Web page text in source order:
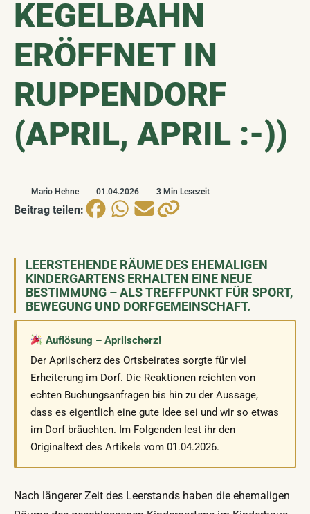
Landschaftsentwicklung BALD VERFÜGBAR
Plakate BALD VERFÜGBAR
KEGELBAHN
ERÖFFNET IN
RUPPENDORF
(APRIL, APRIL :-))
Mario Hehne 01.04.2026 3 Min Lesezeit
Beitrag teilen:
LEERSTEHENDE RÄUME DES EHEMALIGEN
KINDERGARTENS ERHALTEN EINE NEUE
BESTIMMUNG – ALS TREFFPUNKT FÜR SPORT,
BEWEGUNG UND DORFGEMEINSCHAFT.
Auflösung – Aprilscherz!
Der Aprilscherz des Ortsbeirates sorgte für viel
Erheiterung im Dorf. Die Reaktionen reichten von
echten Buchungsanfragen bis hin zu der Aussage,
dass es eigentlich eine gute Idee sei und wir so etwas
im Dorf bräuchten. Im Folgenden lest ihr den
Originaltext des Artikels vom 01.04.2026.
Nach längerer Zeit des Leerstands haben die ehemaligen